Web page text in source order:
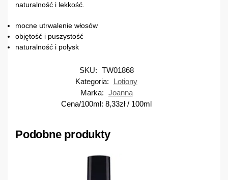
naturalność i lekkość.
mocne utrwalenie włosów
objętość i puszystość
naturalność i połysk
SKU: TW01868
Kategoria:
Lotiony
Marka: Joanna
Cena/100ml: 8,33zł/ 100ml
Podobne produkty